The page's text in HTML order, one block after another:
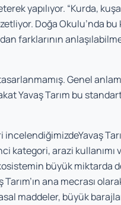
yapılıyor. “Kurda,
Doğa Okulu’nda
farklarının
Genel
Yavaş Tarım bu
incelendiğimizdeYavaş
kategori, arazi kullanımı
büyük miktarda
Tarım’ın ana mecrası
maddeler, büyük